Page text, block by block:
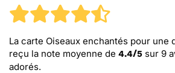
La carte Oiseaux enchantés pour une
reçu la note moyenne de 4.4/5 sur 9
adorés.